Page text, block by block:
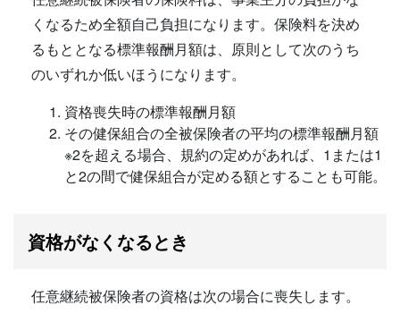
くなるため全額自己負担になります。保険料を決め
るもととなる標準報酬月額は、原則として次のうち
のいずれか低いほうになります。
資格喪失時の標準報酬月額
その健保組合の全被保険者の平均の標準報酬月額
※2を超える場合、規約の定めがあれば、1または1
と2の間で健保組合が定める額とすることも可能。
資格がなくなるとき
任意継続被保険者の資格は次の場合に喪失します。